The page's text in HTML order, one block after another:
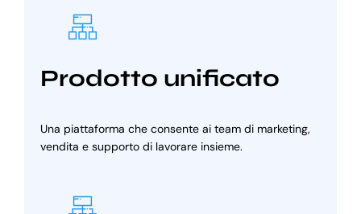
Prodotto unificato
Una piattaforma che consente ai team di marketing,
vendita e supporto di lavorare insieme.